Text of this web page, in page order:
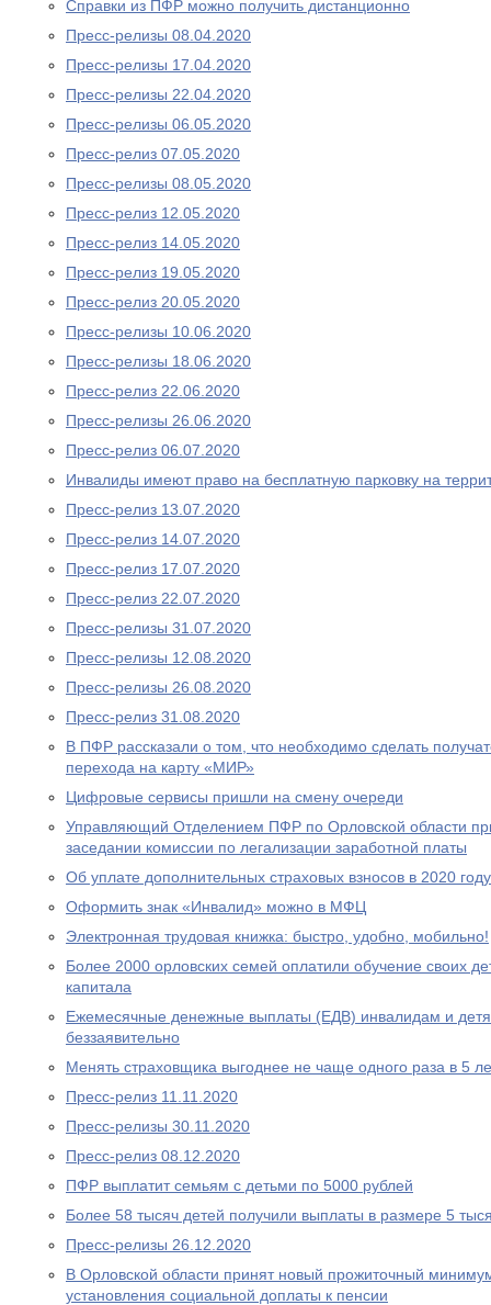
Справки из ПФР можно получить дистанционно
Пресс-релизы 08.04.2020
Пресс-релизы 17.04.2020
Пресс-релизы 22.04.2020
Пресс-релизы 06.05.2020
Пресс-релиз 07.05.2020
Пресс-релизы 08.05.2020
Пресс-релиз 12.05.2020
Пресс-релиз 14.05.2020
Пресс-релиз 19.05.2020
Пресс-релиз 20.05.2020
Пресс-релизы 10.06.2020
Пресс-релизы 18.06.2020
Пресс-релиз 22.06.2020
Пресс-релизы 26.06.2020
Пресс-релиз 06.07.2020
Инвалиды имеют право на бесплатную парковку на
Пресс-релиз 13.07.2020
Пресс-релиз 14.07.2020
Пресс-релиз 17.07.2020
Пресс-релиз 22.07.2020
Пресс-релизы 31.07.2020
Пресс-релизы 12.08.2020
Пресс-релизы 26.08.2020
Пресс-релиз 31.08.2020
В ПФР рассказали о том, что необходимо сделать
перехода на карту «МИР»
Цифровые сервисы пришли на смену очереди
Управляющий Отделением ПФР по Орловской области
заседании комиссии по легализации заработной платы
Об уплате дополнительных страховых взносов в 2020 году
Оформить знак «Инвалид» можно в МФЦ
Электронная трудовая книжка: быстро, удобно, мобильно!
Более 2000 орловских семей оплатили обучение своих
капитала
Ежемесячные денежные выплаты (ЕДВ) инвалидам и
беззаявительно
Менять страховщика выгоднее не чаще одного раза в 5
Пресс-релиз 11.11.2020
Пресс-релизы 30.11.2020
Пресс-релиз 08.12.2020
ПФР выплатит семьям с детьми по 5000 рублей
Более 58 тысяч детей получили выплаты в размере 5
Пресс-релизы 26.12.2020
В Орловской области принят новый прожиточный
установления социальной доплаты к пенсии